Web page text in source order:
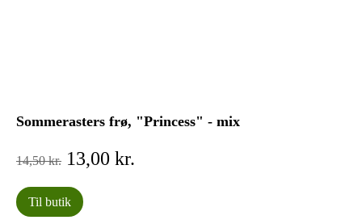
Sommerasters frø, "Princess" - mix
14,50kr. Den
oprindelige
pris
var:
13,00 kr.
Til butik